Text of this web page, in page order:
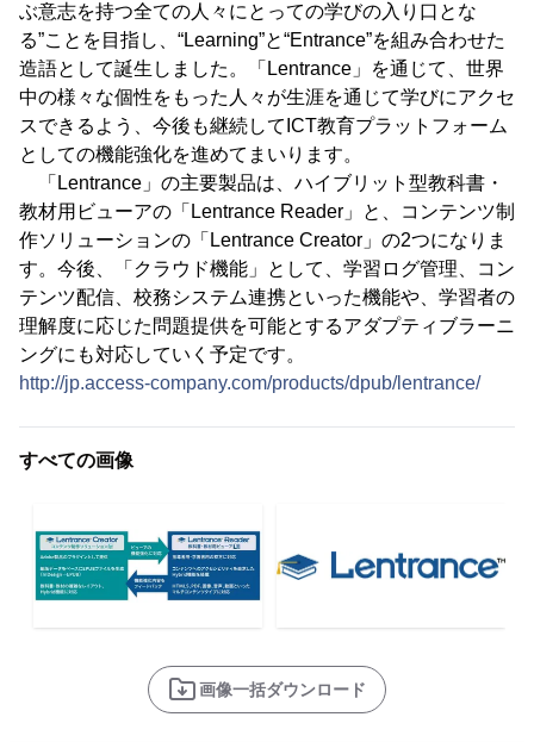
ぶ意志を持つ全ての人々にとっての学びの入り口とな
る”ことを目指し、“Learning”と“Entrance”を組み合わせた
造語として誕生しました。「Lentrance」を通じて、世界
中の様々な個性をもった人々が生涯を通じて学びにアクセ
スできるよう、今後も継続してICT教育プラットフォーム
としての機能強化を進めてまいります。
「Lentrance」の主要製品は、ハイブリット型教科書・
教材用ビューアの「Lentrance Reader」と、コンテンツ制
作ソリューションの「Lentrance Creator」の2つになりま
す。今後、「クラウド機能」として、学習ログ管理、コン
テンツ配信、校務システム連携といった機能や、学習者の
理解度に応じた問題提供を可能とするアダプティブラーニ
ングにも対応していく予定です。
http://jp.access-company.com/products/dpub/lentrance/
すべての画像
画像一括ダウンロード